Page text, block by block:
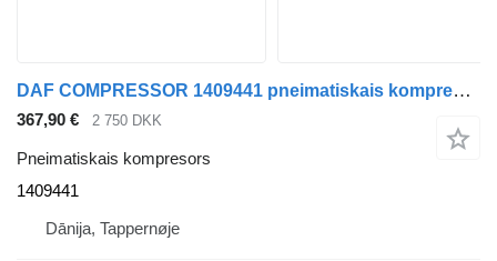
DAF COMPRESSOR 1409441 pneimatiskais kompresors paredzēts kravas automašīnas
367,90 € 2 750 DKK
Pneimatiskais kompresors
1409441
Dānija, Tappernøje